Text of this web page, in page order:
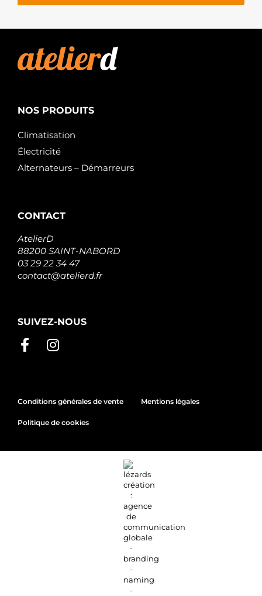
NOS PRODUITS
Climatisation
Électricité
Alternateurs – Démarreurs
CONTACT
AtelierD
88200 SAINT-NABORD
03 29 22 34 47
contact@atelierd.fr
SUIVEZ-NOUS
Conditions générales de vente Mentions légales
Politique de cookies